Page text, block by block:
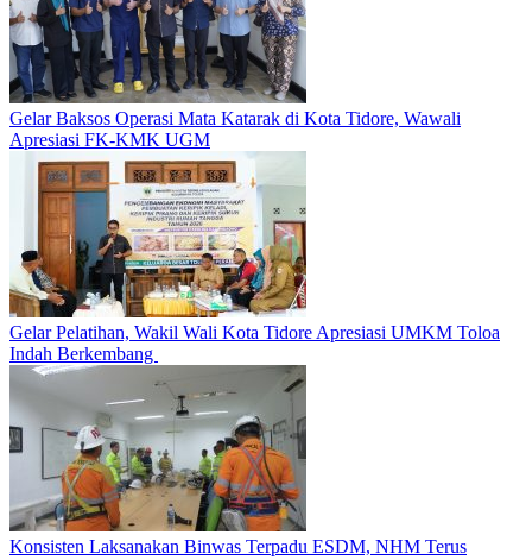
Gelar Baksos Operasi Mata Katarak di Kota Tidore, Wawali
Apresiasi FK-KMK UGM
Gelar Pelatihan, Wakil Wali Kota Tidore Apresiasi UMKM Toloa
Indah Berkembang
Konsisten Laksanakan Binwas Terpadu ESDM, NHM Terus